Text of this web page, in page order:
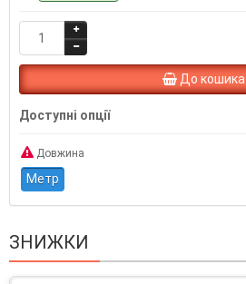
До кошика
Доступні опції
Довжина
Метр
ЗНИЖКИ